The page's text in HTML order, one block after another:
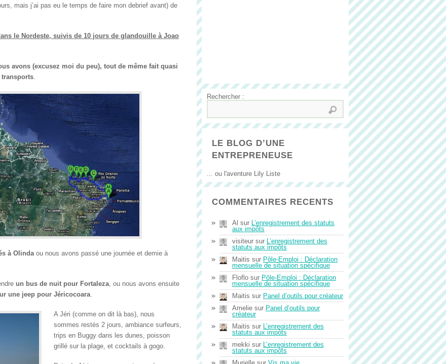
mais j’ai pas eu le temps de faire mon debrief avant) de
le Nordeste, suivis de 10 jours de glandouille à Joao
avons (excusez moi du peu), tout de même fait quasi
transports.
à Olinda ou nous avons passé une journée et demie à
un bus de nuit pour Fortaleza, ou nous avons ensuite
une jeep pour Jéricocoara.
A Jéri (comme on dit là bas), nous
sommes restés 2 jours, ambiance surfeurs,
trips en Buggy dans les dunes, poisson
grillé sur la plage, et cocktails à gogo.
Rechercher :
LE BLOG D’UNE
ENTREPRENEUSE
... ou l'aventure Lily Liste
COMMENTAIRES RECENTS
Al sur L’enregistrement des statuts
aux impôts
visiteur sur L’enregistrement des
statuts aux impôts
Maitis sur Pôle-Emploi : Déclaration
mensuelle de situation spécifique
Floflo sur Pôle-Emploi : Déclaration
mensuelle de situation spécifique
Maitis sur Panel d’outils pour créateur
Amelie sur Panel d’outils pour
créateur
Maitis sur L’enregistrement des
statuts aux impôts
mekki sur L’enregistrement des
statuts aux impôts